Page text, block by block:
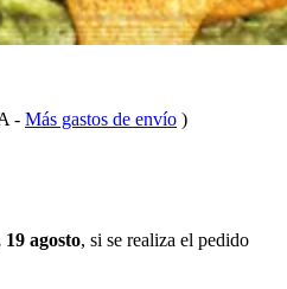
- Más gastos de envío )
agosto, si se realiza el pedido